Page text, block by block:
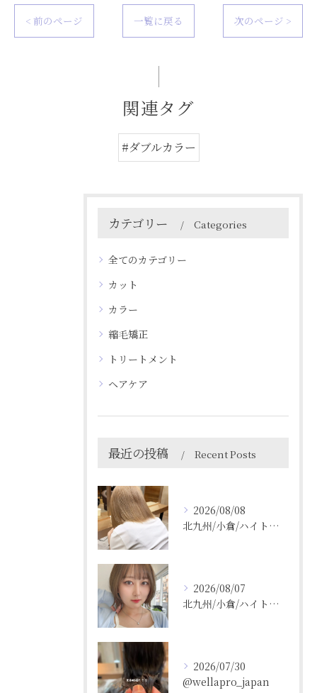
< 前のページ 一覧に戻る 次のページ >
関連タグ
#ダブルカラー
カテゴリー Categories
全てのカテゴリー
カット
カラー
縮毛矯正
トリートメント
ヘアケア
最近の投稿 Recent Posts
2026/08/08
北九州/小倉/ハイトーン/ケアブリーチ/ブリーチカラー
2026/08/07
北九州/小倉/ハイトーン/ケアブリーチ/ブリーチカラー
2026/07/30
@wellapro_japan